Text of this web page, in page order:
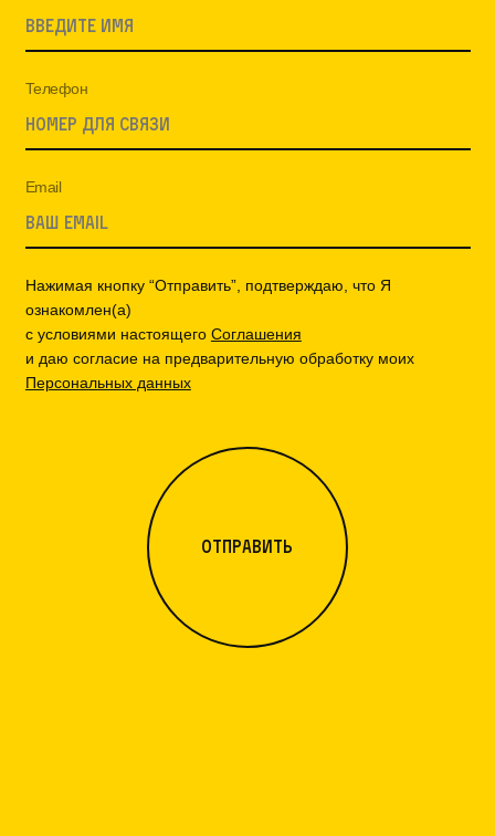
Телефон
Email
Нажимая кнопку “Отправить”, подтверждаю, что Я
ознакомлен(а)
с условиями настоящего Соглашения
и даю согласие на предварительную обработку моих
Персональных данных
отправить